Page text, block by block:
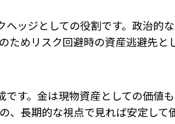
ヘッジとしての役割です。政治的
ためリスク回避時の資産逃避先
です。金は現物資産としての価値
、長期的な視点で見れば安定し